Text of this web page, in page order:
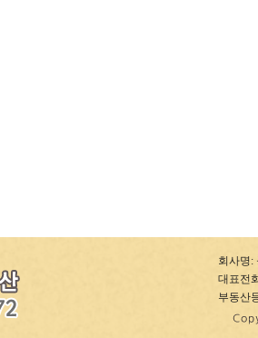
회사명:
대표전
부동산